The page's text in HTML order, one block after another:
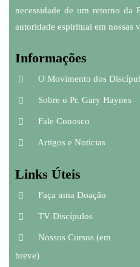
necessidade de um retorno da
autoridade espiritual em nossas
Informações
O Movimento dos
Sobre o Pr. Gary Haynes
Fale Conosco
Artigos e Notícias
Links Úteis
Faça uma Doação
TV Discípulos
Nossos Cursos (em
breve)